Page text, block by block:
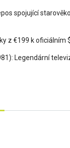
spojující
z €199 k oficiálním
Legendární